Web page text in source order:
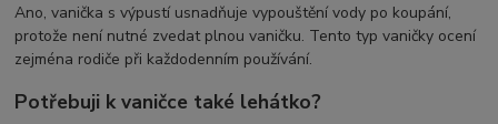
Ano, vanička s výpustí usnadňuje vypouštění vody po koupání,
protože není nutné zvedat plnou vaničku. Tento typ vaničky ocení
zejména rodiče při každodenním používání.
Potřebuji k vaničce také lehátko?